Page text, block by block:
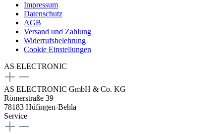
Impressum
Datenschutz
AGB
Versand und Zahlung
Widerrufsbelehrung
Cookie Einstellungen
AS ELECTRONIC
AS ELECTRONIC GmbH & Co. KG
Römerstraße 39
78183 Hüfingen-Behla
Service